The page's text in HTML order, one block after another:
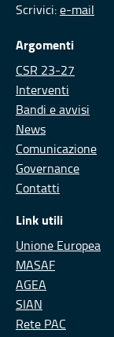
Scrivici:e-mail
Argomenti
CSR 23-27
Interventi
Bandi e avvisi
News
Comunicazione
Governance
Contatti
Link utili
Unione Europea
MASAF
AGEA
SIAN
Rete PAC